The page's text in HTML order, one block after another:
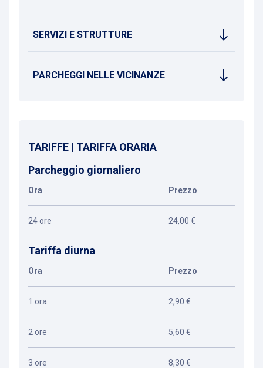
SERVIZI E STRUTTURE
PARCHEGGI NELLE VICINANZE
TARIFFE | TARIFFA ORARIA
Parcheggio giornaliero
Ora Prezzo
24 ore 24,00 €
Tariffa diurna
Ora Prezzo
1 ora 2,90 €
2 ore 5,60 €
3 ore 8,30 €